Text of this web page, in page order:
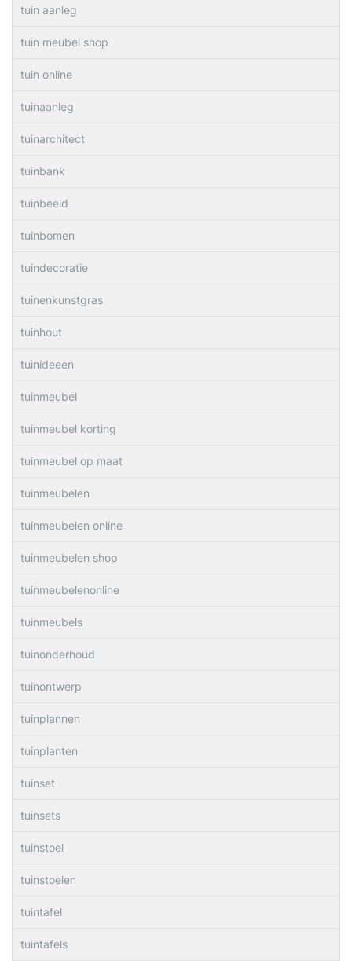
tuin aanleg
tuin meubel shop
tuin online
tuinaanleg
tuinarchitect
tuinbank
tuinbeeld
tuinbomen
tuindecoratie
tuinenkunstgras
tuinhout
tuinideeen
tuinmeubel
tuinmeubel korting
tuinmeubel op maat
tuinmeubelen
tuinmeubelen online
tuinmeubelen shop
tuinmeubelenonline
tuinmeubels
tuinonderhoud
tuinontwerp
tuinplannen
tuinplanten
tuinset
tuinsets
tuinstoel
tuinstoelen
tuintafel
tuintafels